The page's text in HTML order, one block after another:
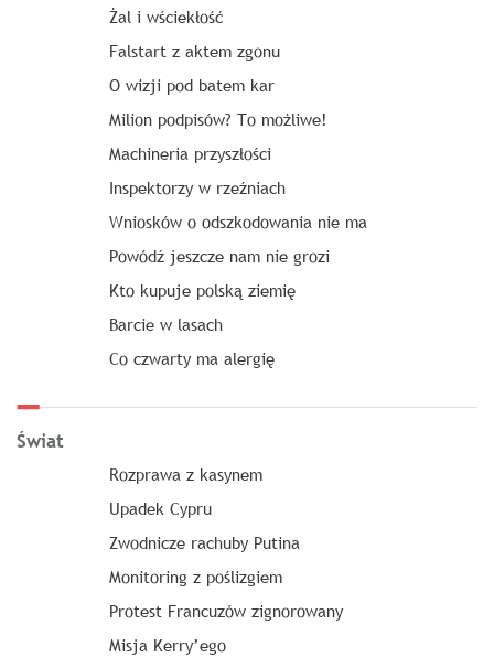
Żal i wściekłość
Falstart z aktem zgonu
O wizji pod batem kar
Milion podpisów? To możliwe!
Machineria przyszłości
Inspektorzy w rzeźniach
Wniosków o odszkodowania nie ma
Powódź jeszcze nam nie grozi
Kto kupuje polską ziemię
Barcie w lasach
Co czwarty ma alergię
Świat
Rozprawa z kasynem
Upadek Cypru
Zwodnicze rachuby Putina
Monitoring z poślizgiem
Protest Francuzów zignorowany
Misja Kerry’ego